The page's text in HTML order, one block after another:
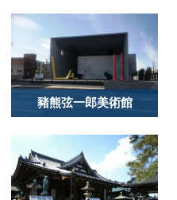
豬熊弦一郎美術館